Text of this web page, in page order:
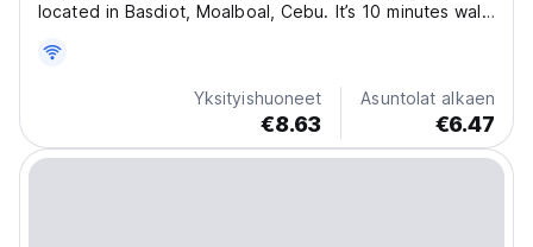
located in Basdiot, Moalboal, Cebu. It’s 10 minutes walk
turtles can be seen. It’s 15 minutes drive to Basdako,
White Beach and 30 minutes drive to Kawasan Falls...
Yksityishuoneet
€8.63
Asuntolat alkaen
€6.47